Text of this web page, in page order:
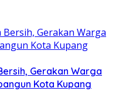
Gerakan Warga
Kota Kupang